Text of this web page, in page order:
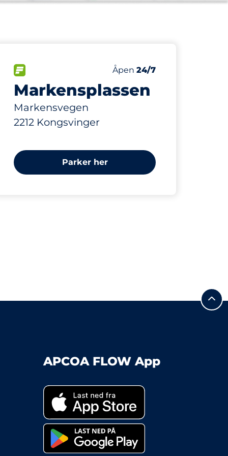
Markensplassen
Markensvegen
2212 Kongsvinger
Antall parkeringsplasser:
Parkeringsplasser
300
Fredag
Åpen 24/7
293 m
Parker her
APCOA FLOW App